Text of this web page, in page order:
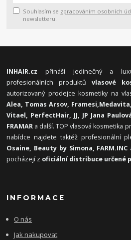
Souhlasím se zpracováním osobních
newsletteru.
INHAIR.cz přináší jedinečný a
profesionálních produktůvlasové
autorizovaný prodejce kosmetiky na
Alea, Tomas Arsov, Framesi,
Vitael, PerfectHair, JJ, JP Jana
FRAMAR a další. TOP vlasová kosmetika
nabídce najdete taktéž profesionální
Osaine, Beauty by Simona, FARM.INC
pocházejí z oficiální distribuce určené
INFORMACE
O nás
Jak nakupovat